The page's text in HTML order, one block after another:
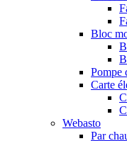
Bloc
Pompe
Carte
Webasto
Par